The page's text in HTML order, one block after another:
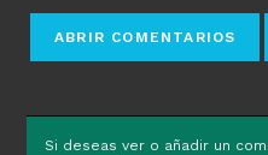
Si deseas ver o añadir un